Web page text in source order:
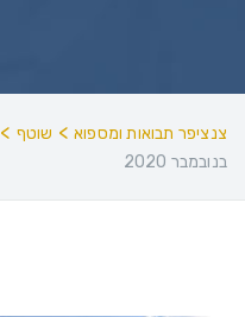
צנציפר תבואות ומספוא > שוטף
בנובמבר 2020